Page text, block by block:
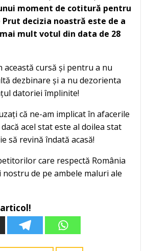
moment de cotitură pentru
decizia noastră este de a
mult votul din data de 28
această cursă și pentru a nu
dezbinare și a nu dezorienta
datoriei împlinite!
că ne-am implicat în afacerile
acel stat este al doilea stat
să revină îndată acasă!
care respectă România
de pe ambele maluri ale